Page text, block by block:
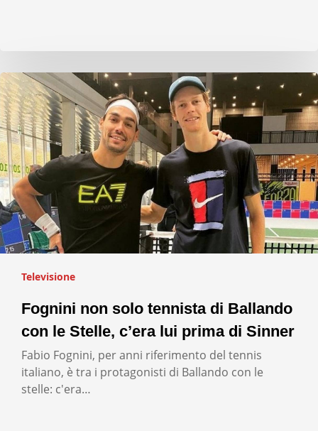
Televisione
Fognini non solo tennista di Ballando
con le Stelle, c’era lui prima di Sinner
Fabio Fognini, per anni riferimento del tennis
italiano, è tra i protagonisti di Ballando con le
stelle: c'era…